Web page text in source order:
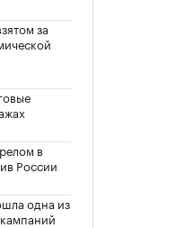
за
в
России
одна из